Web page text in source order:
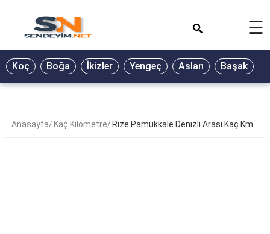
BİYOGRAFİ
GALERİ
☰
Koç Boğa İkizler Yengeç Aslan Başak
Anasayfa Kaç Kilometre Rize Pamukkale Denizli Arası Kaç Km